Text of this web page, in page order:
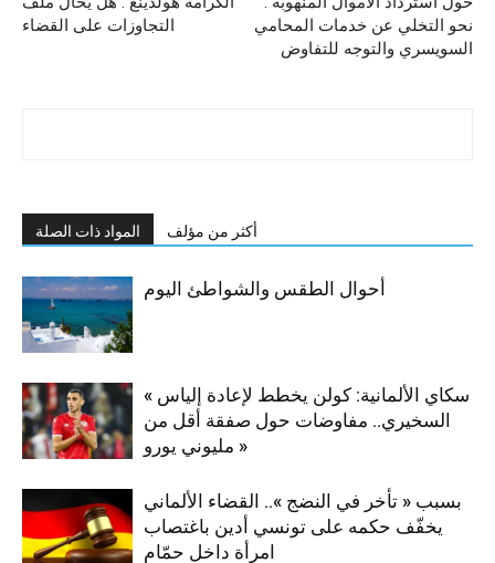
التجاوزات على القضاء
نحو التخلي عن خدمات المحامي
السويسري والتوجه للتفاوض
المواد ذات الصلة أكثر من مؤلف
أحوال الطقس والشواطئ اليوم
« سكاي الألمانية: كولن يخطط لإعادة إلياس
السخيري.. مفاوضات حول صفقة أقل من
مليوني يورو »
بسبب « تأخر في النضج ».. القضاء الألماني
يخفّف حكمه على تونسي أدين باغتصاب
امرأة داخل حمّام